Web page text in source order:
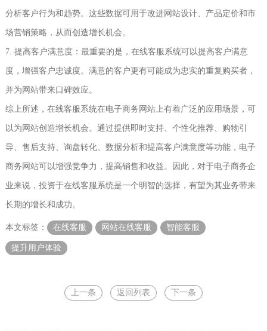
分析客户行为和趋势。这些数据可用于改进网站设计、产品定价和市
场营销策略，从而创造增长机会。
7. 提高客户满意度：最重要的是，在线客服系统可以提高客户满意
度，增强客户忠诚度。满意的客户更有可能成为忠实的重复购买者，
并为网站带来口碑效应。
综上所述，在线客服系统在电子商务网站上有着广泛的应用场景，可
以为网站创造增长机会。通过提供即时支持、个性化推荐、购物引
导、售后支持、询盘转化、数据分析和提高客户满意度等功能，电子
商务网站可以增强竞争力，提高销售和收益。因此，对于电子商务企
业来说，投资于在线客服系统是一个明智的选择，有望为其业务带来
长期的增长和成功。
本文标签： 在线客服 网站在线客服 智能客服
提升用户体验
上一条 返回列表 下一条